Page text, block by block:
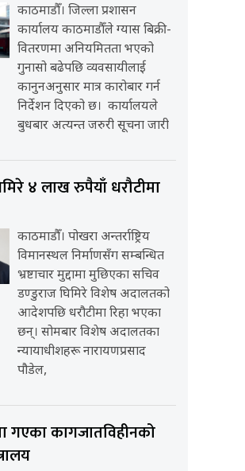
काठमाडौँ। जिल्ला प्रशासन
कार्यालय काठमाडौँले ग्यास बिक्री-
वितरणमा अनियमितता भएको
गुनासो बढेपछि व्यवसायीलाई
कानुनअनुसार मात्र कारोबार गर्न
निर्देशन दिएको छ। कार्यालयले
बुधबार अत्यन्त जरुरी सूचना जारी
४ लाख रुपैयाँ धरौटीमा
काठमाडौँ। पोखरा अन्तर्राष्ट्रिय
विमानस्थल निर्माणसँग सम्बन्धित
भ्रष्टाचार मुद्दामा मुछिएका सचिव
डण्डुराज घिमिरे विशेष अदालतको
आदेशपछि धरौटीमा रिहा भएका
छन्। सोमबार विशेष अदालतका
न्यायाधीशहरू नारायणप्रसाद
पौडेल,
गएका कागजातविहीनको